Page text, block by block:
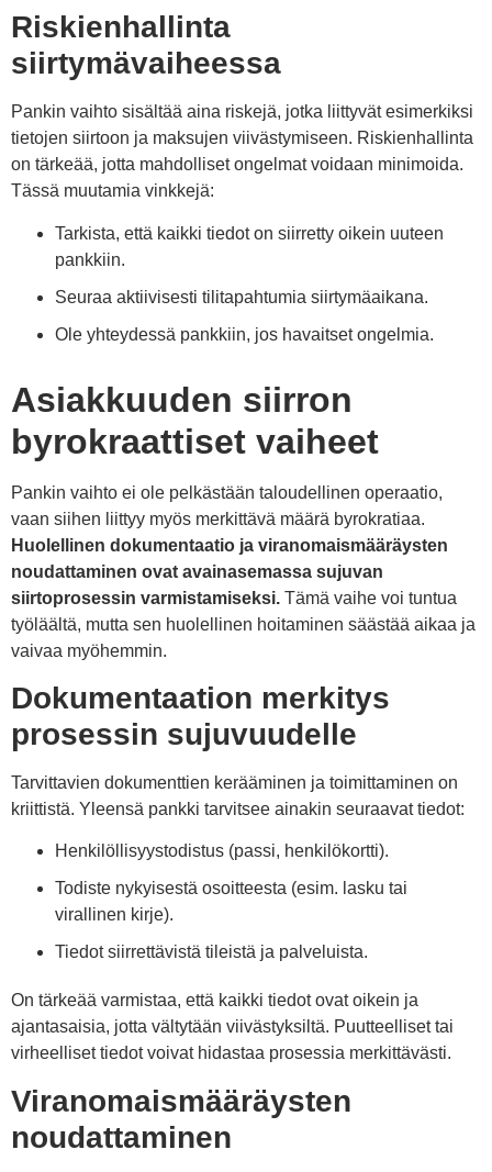
Riskienhallinta
siirtymävaiheessa
Pankin vaihto sisältää aina riskejä, jotka liittyvät esimerkiksi
tietojen siirtoon ja maksujen viivästymiseen. Riskienhallinta
on tärkeää, jotta mahdolliset ongelmat voidaan minimoida.
Tässä muutamia vinkkejä:
Tarkista, että kaikki tiedot on siirretty oikein uuteen
pankkiin.
Seuraa aktiivisesti tilitapahtumia siirtymäaikana.
Ole yhteydessä pankkiin, jos havaitset ongelmia.
Asiakkuuden siirron
byrokraattiset vaiheet
Pankin vaihto ei ole pelkästään taloudellinen operaatio,
vaan siihen liittyy myös merkittävä määrä byrokratiaa.
Huolellinen dokumentaatio ja viranomaismääräysten
noudattaminen ovat avainasemassa sujuvan
siirtoprosessin varmistamiseksi. Tämä vaihe voi tuntua
työläältä, mutta sen huolellinen hoitaminen säästää aikaa ja
vaivaa myöhemmin.
Dokumentaation merkitys
prosessin sujuvuudelle
Tarvittavien dokumenttien kerääminen ja toimittaminen on
kriittistä. Yleensä pankki tarvitsee ainakin seuraavat tiedot:
Henkilöllisyystodistus (passi, henkilökortti).
Todiste nykyisestä osoitteesta (esim. lasku tai
virallinen kirje).
Tiedot siirrettävistä tileistä ja palveluista.
On tärkeää varmistaa, että kaikki tiedot ovat oikein ja
ajantasaisia, jotta vältytään viivästyksiltä. Puutteelliset tai
virheelliset tiedot voivat hidastaa prosessia merkittävästi.
Viranomaismääräysten
noudattaminen